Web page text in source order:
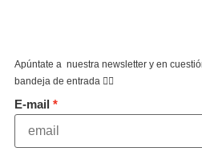
Apúntate a nuestra newsletter y en
bandeja de entrada 👇🏻
E-mail